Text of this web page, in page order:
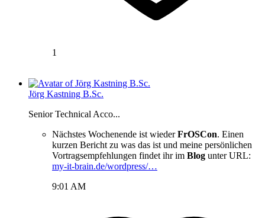
1
Jörg Kastning B.Sc.
Senior Technical Acco...
Nächstes Wochenende ist wiederFrOSCon. Einen
kurzen Bericht zu was das ist und meine persönlichen
Vortragsempfehlungen findet ihr im Blog unter URL:
my-it-brain.de/wordpress/…
9:01 AM